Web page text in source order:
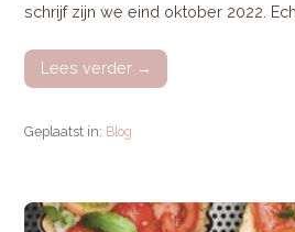
schrijf zijn we eind oktober 2022.
Lees verder →
Geplaatst in: Blog